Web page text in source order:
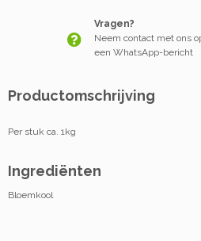
Vragen?
Neem contact met ons
een WhatsApp-bericht
Productomschrijving
Per stuk ca. 1kg
Ingrediënten
Bloemkool